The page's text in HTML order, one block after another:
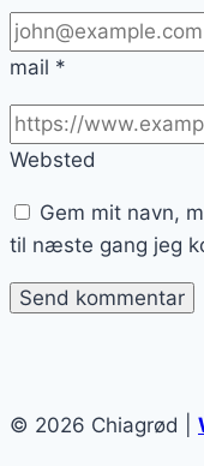
mail *
Websted
Gem mit navn,
til næste gang jeg
© 2026 Chiagrød |